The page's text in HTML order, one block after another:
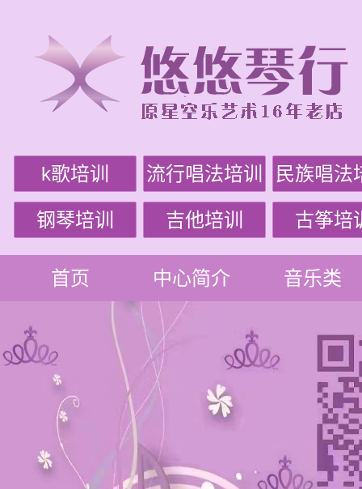
k歌培训 流行唱法培训 民族唱法
钢琴培训 吉他培训 古筝培
首页 中心简介 音乐类